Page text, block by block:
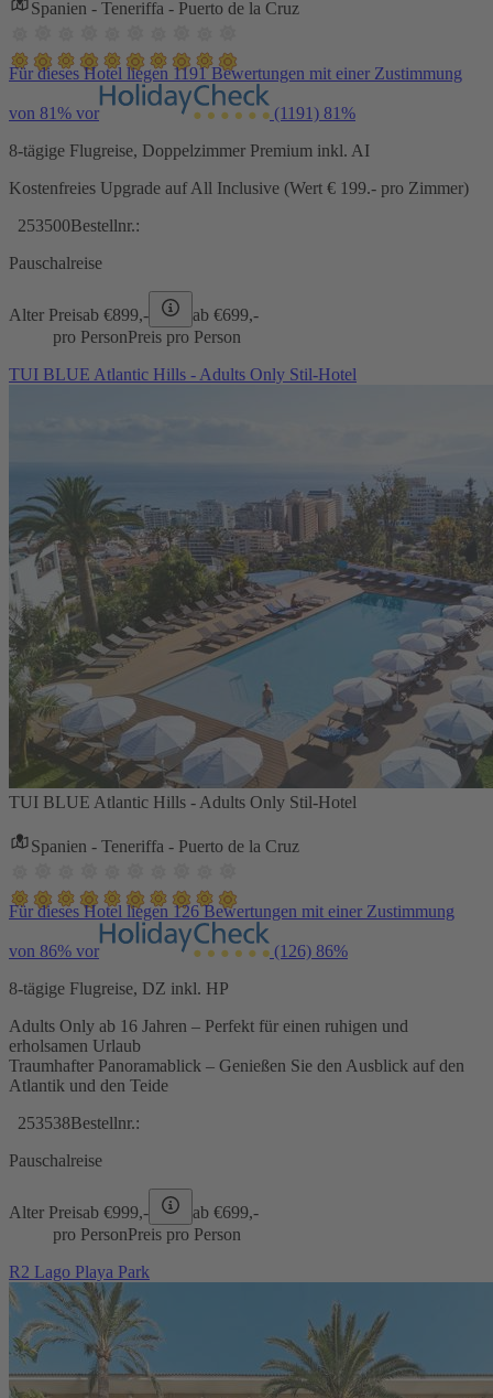
Spanien - Teneriffa - Puerto de la Cruz
Für dieses Hotel liegen 1191 Bewertungen mit einer Zustimmung
von 81% vor (1191) 81%
8-tägige Flugreise, Doppelzimmer Premium inkl. AI
Kostenfreies Upgrade auf All Inclusive (Wert € 199.- pro Zimmer)
253500Bestellnr.:
Pauschalreise
Alter Preisab €899,- ab €699,-
pro PersonPreis pro Person
TUI BLUE Atlantic Hills - Adults Only Stil-Hotel
TUI BLUE Atlantic Hills - Adults Only Stil-Hotel
Spanien - Teneriffa - Puerto de la Cruz
Für dieses Hotel liegen 126 Bewertungen mit einer Zustimmung
von 86% vor (126) 86%
8-tägige Flugreise, DZ inkl. HP
Adults Only ab 16 Jahren – Perfekt für einen ruhigen und
erholsamen Urlaub
Traumhafter Panoramablick – Genießen Sie den Ausblick auf den
Atlantik und den Teide
253538Bestellnr.:
Pauschalreise
Alter Preisab €999,- ab €699,-
pro PersonPreis pro Person
R2 Lago Playa Park